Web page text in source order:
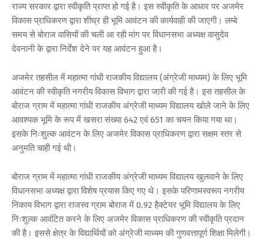
राज्य सरकार द्वारा स्वीकृति प्राप्त हो गई है। इस स्वीकृति के आधार पर अजमेर
विकास प्राधिकरण द्वारा शीघ्र ही भूमि आवंटन की कार्यवाही की जाएगी। लम्बे
समय से बोराज वासियों की चली आ रही मांग पर विधानसभा अध्यक्ष वासुदेव
देवनानी के द्वारा निर्देश देने पर यह आवंटन हुआ है।
अजमेर तहसील में महात्मा गांधी राजकीय विद्यालय (अंग्रेजी माध्यम) के लिए भूमि
आवंटन की स्वीकृति नगरीय विकास विभाग द्वारा जारी की गई है। इस तहसील के
बोराज ग्राम में महात्मा गांधी राजकीय अंग्रेजी माध्यम विद्यालय खोले जाने के लिए
आवश्यक भूमि के रूप में खसरा संख्या 642 एवं 651 का चयन किया गया था।
इसके निःशुल्क आवंटन के लिए अजमेर विकास प्राधिकरण द्वारा सक्षम स्तर से
अनुमति चाही गई थी।
बोराज ग्राम में महात्मा गांधी राजकीय अंग्रेजी माध्यम विद्यालय खुलवाने के लिए
विधानसभा अध्यक्ष द्वारा विशेष प्रयास किए गए थे। इसके परिणामस्वरूप नगरीय
निकाय विभाग द्वारा राजस्व ग्राम बोराज में 0.92 हैक्टेयर भूमि विद्यालय के लिए
निःशुल्क आवंटित करने के लिए अजमेर विकास प्राधिकरण की स्वीकृति प्रदान
की है। इससे क्षेत्र के विद्यार्थियों को अंग्रेजी माध्यम की गुणवत्तापूर्ण शिक्षा मिलेगी।